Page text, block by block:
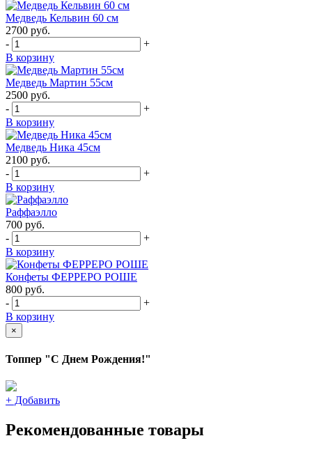
Медведь Кельвин 60 см
2700 руб.
-
+
В корзину
Медведь Мартин 55см
2500 руб.
-
+
В корзину
Медведь Ника 45см
2100 руб.
-
+
В корзину
Раффаэлло
700 руб.
-
+
В корзину
Конфеты ФЕРРЕРО РОШЕ
800 руб.
-
+
В корзину
×
Топпер "С Днем Рождения!"
+ Добавить
Рекомендованные товары